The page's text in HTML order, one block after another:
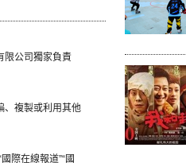
限公司獨家負責
、複製或利用其他
際在線報道”“國